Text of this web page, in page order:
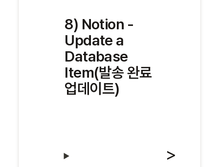
8) Notion -
Update a
Database
Item(발송 완료
업데이트)